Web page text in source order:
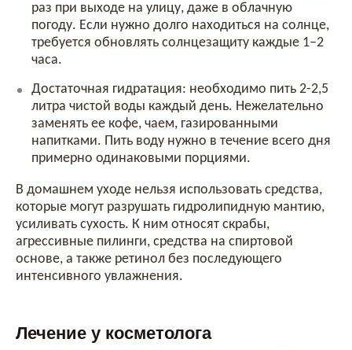
раз при выходе на улицу, даже в облачную
погоду. Если нужно долго находиться на солнце,
требуется обновлять солнцезащиту каждые 1–2
часа.
Достаточная гидратация: необходимо пить 2-2,5
литра чистой воды каждый день. Нежелательно
заменять ее кофе, чаем, газированными
напитками. Пить воду нужно в течение всего дня
примерно одинаковыми порциями.
В домашнем уходе нельзя использовать средства,
которые могут разрушать гидролипидную мантию,
усиливать сухость. К ним относят скрабы,
агрессивные пилинги, средства на спиртовой
основе, а также ретинол без последующего
интенсивного увлажнения.
Лечение у косметолога